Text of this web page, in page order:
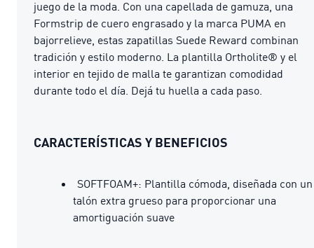
juego de la moda. Con una capellada de gamuza, una
Formstrip de cuero engrasado y la marca PUMA en
bajorrelieve, estas zapatillas Suede Reward combinan
tradición y estilo moderno. La plantilla Ortholite® y el
interior en tejido de malla te garantizan comodidad
durante todo el día. Dejá tu huella a cada paso.
CARACTERÍSTICAS Y BENEFICIOS
SOFTFOAM+: Plantilla cómoda, diseñada con un
talón extra grueso para proporcionar una
amortiguación suave